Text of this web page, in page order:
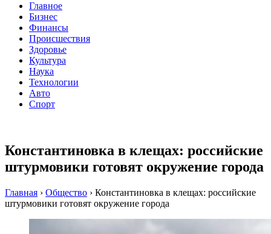
Главное
Бизнес
Финансы
Происшествия
Здоровье
Культура
Наука
Технологии
Авто
Спорт
Константиновка в клещах: российские
штурмовики готовят окружение города
Главная › Общество › Константиновка в клещах: российские
штурмовики готовят окружение города